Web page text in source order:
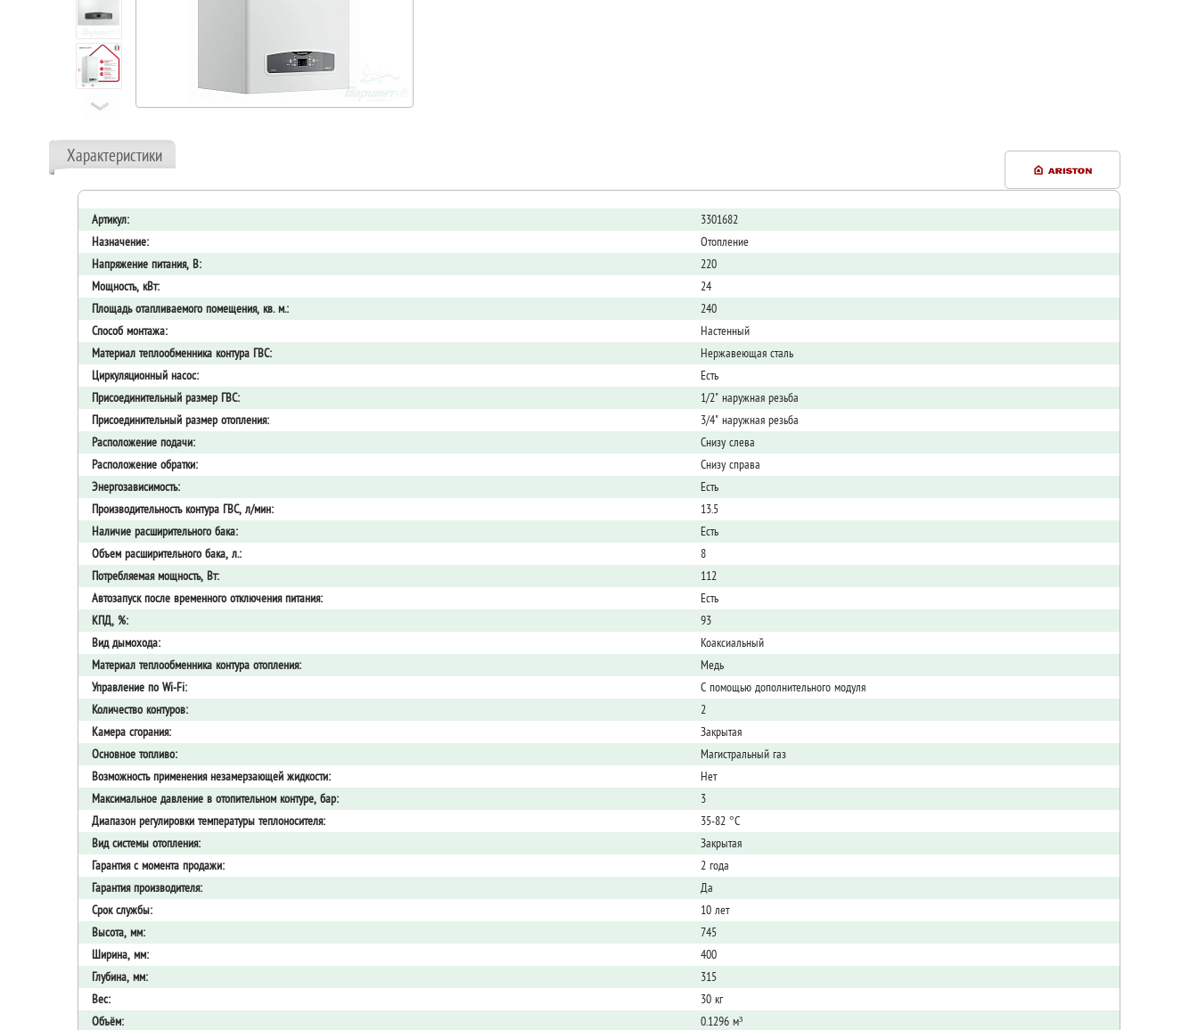
Характеристики
Артикул:
3301682
Назначение:
Отопление
Напряжение питания, В:
220
Мощность, кВт:
24
Площадь отапливаемого помещения, кв. м.:
240
Способ монтажа:
Настенный
Материал теплообменника контура ГВС:
Нержавеющая сталь
Циркуляционный насос:
Есть
Присоединительный размер ГВС:
1/2" наружная резьба
Присоединительный размер отопления:
3/4" наружная резьба
Расположение подачи:
Снизу слева
Расположение обратки:
Снизу справа
Энергозависимость:
Есть
Производительность контура ГВС, л/мин:
13.5
Наличие расширительного бака:
Есть
Объем расширительного бака, л.:
8
Потребляемая мощность, Вт:
112
Автозапуск после временного отключения питания:
Есть
КПД, %:
93
Вид дымохода:
Коаксиальный
Материал теплообменника контура отопления:
Медь
Управление по Wi-Fi:
С помощью дополнительного модуля
Количество контуров:
2
Камера сгорания:
Закрытая
Основное топливо:
Магистральный газ
Возможность применения незамерзающей жидкости:
Нет
Максимальное давление в отопительном контуре, бар:
3
Диапазон регулировки температуры теплоносителя:
35-82 °С
Вид системы отопления:
Закрытая
Гарантия с момента продажи:
2 года
Гарантия производителя:
Да
Срок службы:
10 лет
Высота, мм:
745
Ширина, мм:
400
Глубина, мм:
315
Вес:
30 кг
Объём:
0.1296 м³